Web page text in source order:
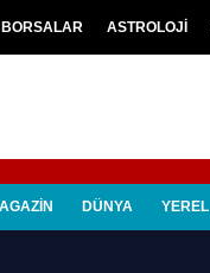
BORSALAR ASTROLOJİ
DÜNYA YEREL